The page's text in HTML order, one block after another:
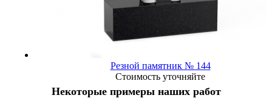
Резной памятник № 144
Стоимость уточняйте
Некоторые примеры наших работ